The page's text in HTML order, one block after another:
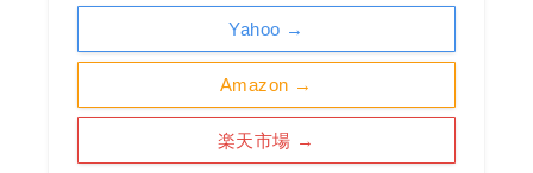
Amazon →
楽天市場 →
Yahoo →